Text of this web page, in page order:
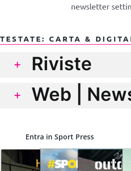
newsletter
TESTATE: CARTA &
Riviste
Web |
Entra in Sport Press